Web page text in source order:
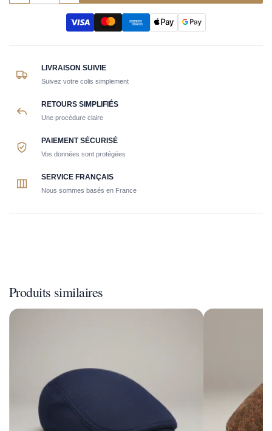
LIVRAISON SUIVIE
Suivez votre colis simplement
RETOURS SIMPLIFIÉS
Une procédure claire
PAIEMENT SÉCURISÉ
Vos données sont protégées
SERVICE FRANÇAIS
Nous sommes basés en France
Produits similaires